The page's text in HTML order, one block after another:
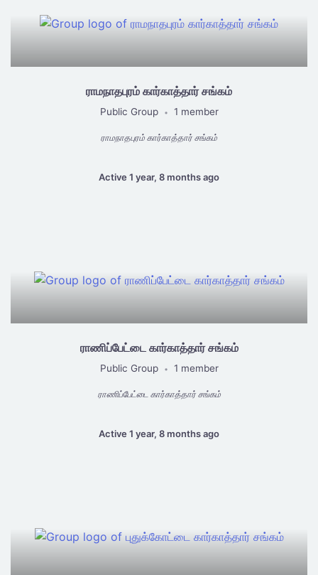
ராமநாதபுரம் கார்காத்தார் சங்கம்
Public Group • 1 member
ராமநாதபுரம் கார்காத்தார் சங்கம்
Active 1 year, 8 months ago
ராணிப்பேட்டை கார்காத்தார் சங்கம்
Public Group • 1 member
ராணிப்பேட்டை கார்காத்தார் சங்கம்
Active 1 year, 8 months ago